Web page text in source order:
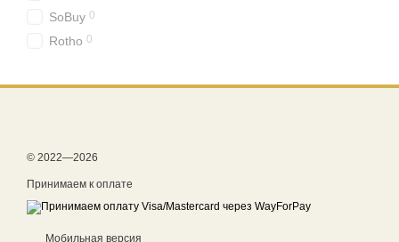
SoBuy 0
Rotho 0
© 2022—2026
Принимаем к оплате
Мобильная версия